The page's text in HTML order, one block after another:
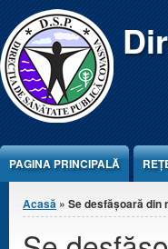
Jump to Content
PAGINA PRINCIPALĂ
Eşti aici
Acasă » Se desfăşoară din